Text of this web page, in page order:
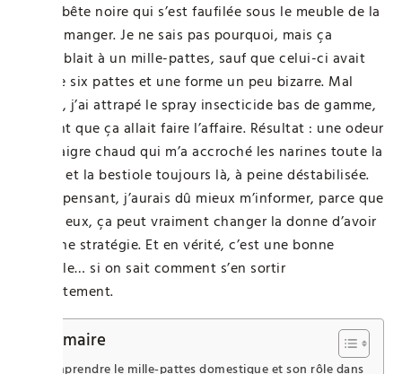
petite bête noire qui s’est faufilée sous le meuble de la
salle à manger. Je ne sais pas pourquoi, mais ça
ressemblait à un mille-pattes, sauf que celui-ci avait
plus de six pattes et une forme un peu bizarre. Mal
inspiré, j’ai attrapé le spray insecticide bas de gamme,
pensant que ça allait faire l’affaire. Résultat : une odeur
de vinaigre chaud qui m’a accroché les narines toute la
soirée, et la bestiole toujours là, à peine déstabilisée.
En y repensant, j’aurais dû mieux m’informer, parce que
contre eux, ça peut vraiment changer la donne d’avoir
la bonne stratégie. Et en vérité, c’est une bonne
nouvelle… si on sait comment s’en sortir
concrètement.
Sommaire
Comprendre le mille-pattes domestique et son rôle dans